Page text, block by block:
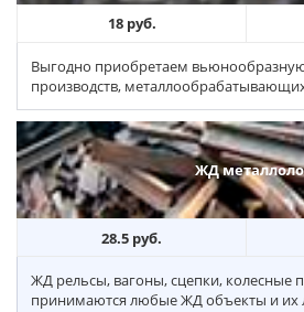
18 руб.
Выгодно приобретаем вьюнообразную
производств,
ЖД
28.5 руб.
ЖД рельсы, вагоны, сцепки, колесные
принимаются любые ЖД объекты и их